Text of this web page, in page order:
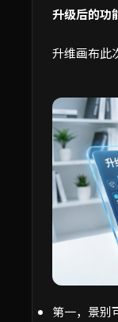
升级后的功
升维画布此
第一，景别